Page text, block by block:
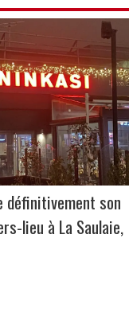
définitivement son
lieu à La Saulaie,